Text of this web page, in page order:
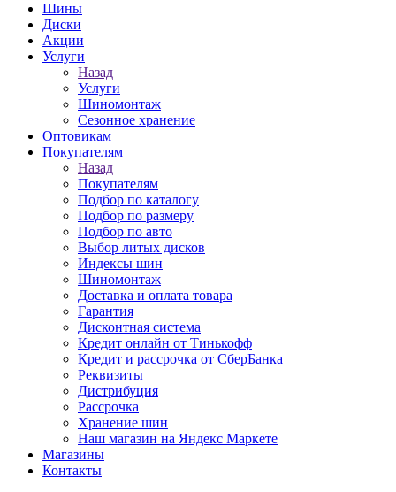
Шины
Диски
Акции
Услуги
Назад
Услуги
Шиномонтаж
Сезонное хранение
Оптовикам
Покупателям
Назад
Покупателям
Подбор по каталогу
Подбор по размеру
Подбор по авто
Выбор литых дисков
Индексы шин
Шиномонтаж
Доставка и оплата товара
Гарантия
Дисконтная система
Кредит онлайн от Тинькофф
Кредит и рассрочка от СберБанка
Реквизиты
Дистрибуция
Рассрочка
Хранение шин
Наш магазин на Яндекс Маркете
Магазины
Контакты